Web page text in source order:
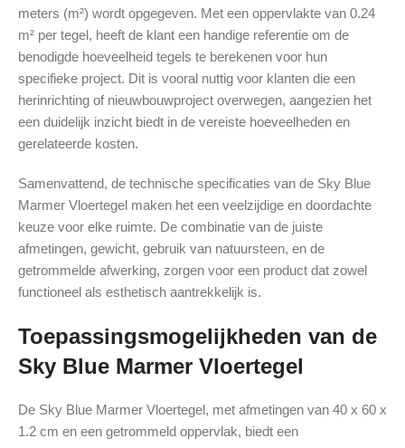
meters (m²) wordt opgegeven. Met een oppervlakte van 0.24
m² per tegel, heeft de klant een handige referentie om de
benodigde hoeveelheid tegels te berekenen voor hun
specifieke project. Dit is vooral nuttig voor klanten die een
herinrichting of nieuwbouwproject overwegen, aangezien het
een duidelijk inzicht biedt in de vereiste hoeveelheden en
gerelateerde kosten.
Samenvattend, de technische specificaties van de Sky Blue
Marmer Vloertegel maken het een veelzijdige en doordachte
keuze voor elke ruimte. De combinatie van de juiste
afmetingen, gewicht, gebruik van natuursteen, en de
getrommelde afwerking, zorgen voor een product dat zowel
functioneel als esthetisch aantrekkelijk is.
Toepassingsmogelijkheden van de
Sky Blue Marmer Vloertegel
De Sky Blue Marmer Vloertegel, met afmetingen van 40 x 60 x
1.2 cm en een getrommeld oppervlak, biedt een